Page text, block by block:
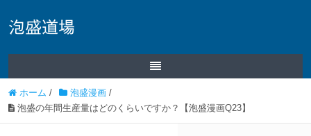
泡盛道場
ホーム / 泡盛漫画 /
泡盛の年間生産量はどのくらいですか？【泡盛漫画Q23】